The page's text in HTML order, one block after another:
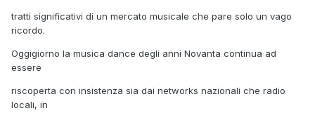
tratti significativi di un mercato musicale che pare solo un vago
ricordo.
Oggigiorno la musica dance degli anni Novanta continua ad
essere
riscoperta con insistenza sia dai networks nazionali che radio
locali, in